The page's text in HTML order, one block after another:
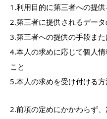
1.利用目的に第三者への提供
2.第三者に提供されるデータ
3.第三者への提供の手段ま
4.本人の求めに応じて個人
こと
5.本人の求めを受け付ける方
2.前項の定めにかかわらず